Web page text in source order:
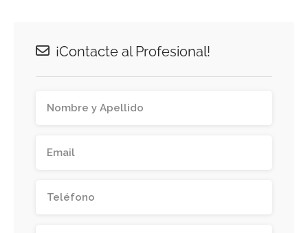
¡Contacte al Profesional!